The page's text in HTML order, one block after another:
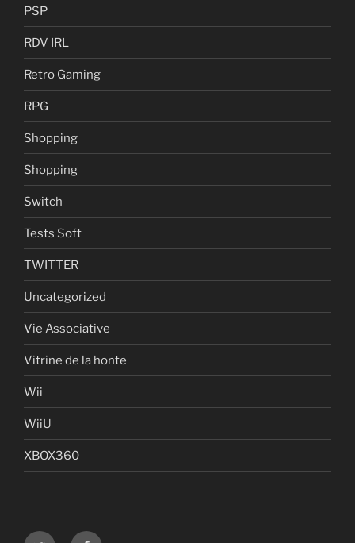
PSP
RDV IRL
Retro Gaming
RPG
Shopping
Shopping
Switch
Tests Soft
TWITTER
Uncategorized
Vie Associative
Vitrine de la honte
Wii
WiiU
XBOX360